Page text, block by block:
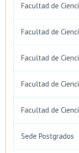
Facultad de
Facultad de
Facultad de
Facultad de
Facultad de
Sede Postgrados